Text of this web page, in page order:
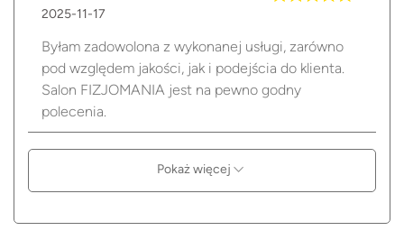
2025-11-17
Byłam zadowolona z wykonanej usługi, zarówno
pod względem jakości, jak i podejścia do klienta.
Salon FIZJOMANIA jest na pewno godny
polecenia.
Pokaż więcej